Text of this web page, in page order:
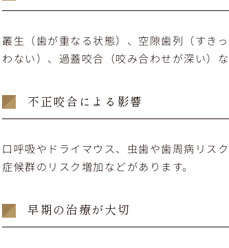
叢生（歯が重なる状態）、空隙歯列（すき
わない）、過蓋咬合（咬み合わせが深い）な
不正咬合による影響
口呼吸やドライマウス、虫歯や歯周病リス
症候群のリスク増加などがあります。
早期の治療が大切